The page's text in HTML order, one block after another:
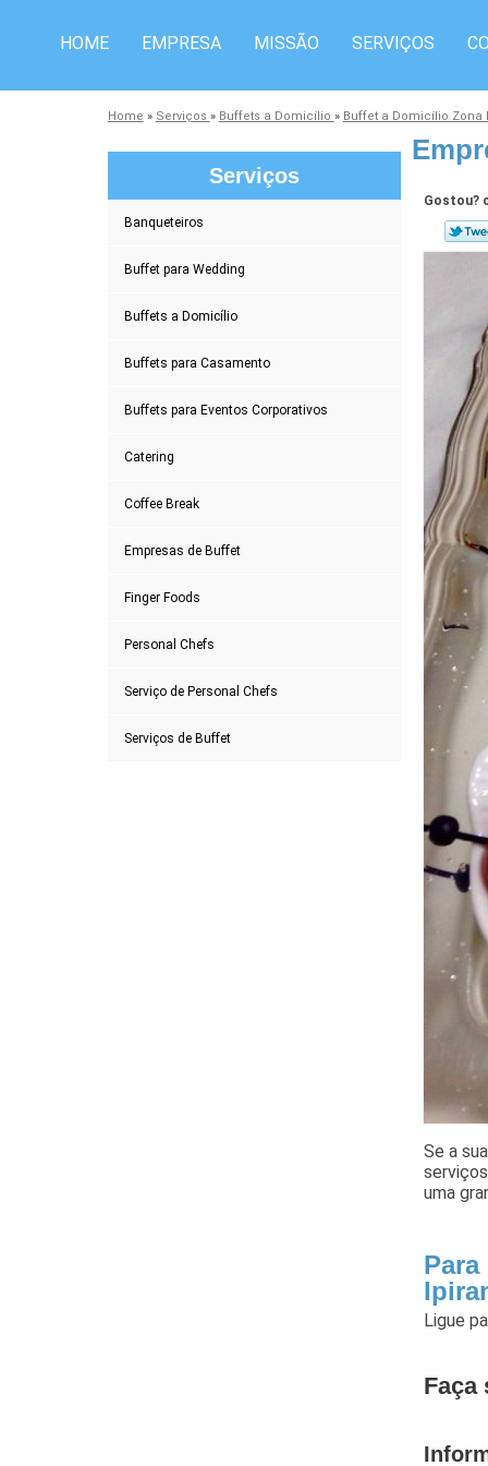
HOME EMPRESA MISSÃO SERVIÇOS
Home » Serviços » Buffets a Domicílio » Buffet a Domicílio Zona
Serviços
Banqueteiros
Buffet para Wedding
Buffets a Domicílio
Buffets para Casamento
Buffets para Eventos Corporativos
Catering
Coffee Break
Empresas de Buffet
Finger Foods
Personal Chefs
Serviço de Personal Chefs
Serviços de Buffet
Gostou?
Se a
uma
Ligue
Faça